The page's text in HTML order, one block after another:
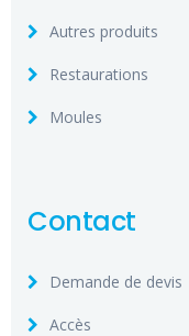
Autres produits
Restaurations
Moules
Contact
Demande de devis
Accès